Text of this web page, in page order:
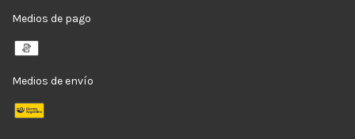
Medios de pago
Medios de envío